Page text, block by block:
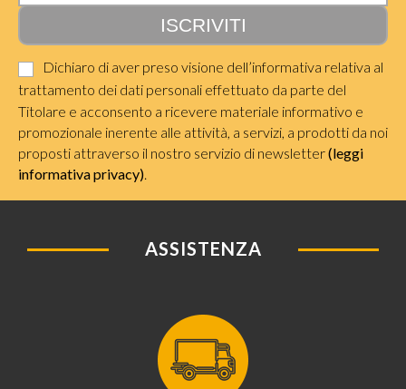
Dichiaro di aver preso visione dell’informativa relativa al
trattamento dei dati personali effettuato da parte del
Titolare e acconsento a ricevere materiale informativo e
promozionale inerente alle attività, a servizi, a prodotti da noi
proposti attraverso il nostro servizio di newsletter(leggi
informativa privacy).
ASSISTENZA